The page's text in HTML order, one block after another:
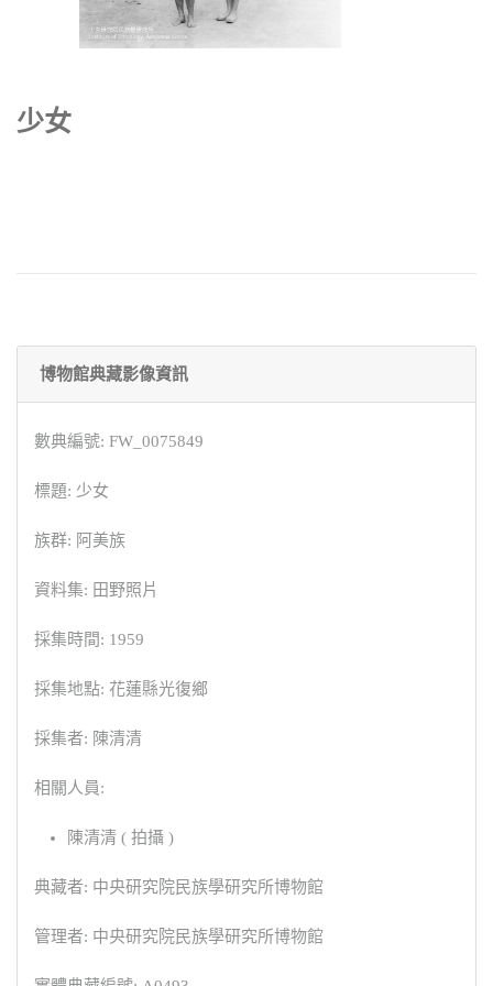
少女
博物館典藏影像資訊
數典編號: FW_0075849
標題: 少女
族群: 阿美族
資料集: 田野照片
採集時間: 1959
採集地點: 花蓮縣光復鄉
採集者: 陳清清
相關人員:
陳清清 ( 拍攝 )
典藏者: 中央研究院民族學研究所博物館
管理者: 中央研究院民族學研究所博物館